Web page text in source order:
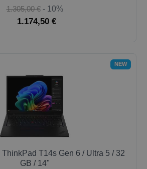
1.305,00 € - 10%
1.174,50 €
NEW
ThinkPad T14s Gen 6 / Ultra 5 / 32
GB / 14"